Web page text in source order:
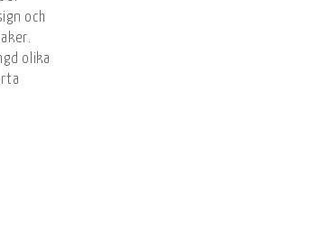
och
olika